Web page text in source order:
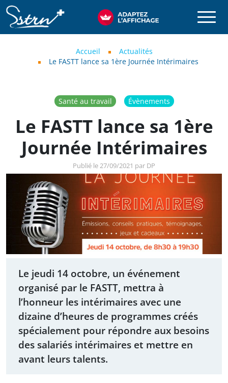
Aller au contenu principal
SSTRN
Accueil
Actualités
Le FASTT lance sa 1ère Journée Intérimaires
Santé au travail Évènements
Le FASTT lance sa 1ère
Journée Intérimaires
Publié le 27/09/2021 par DP
Le jeudi 14 octobre, un événement
organisé par le FASTT, mettra à
l’honneur les intérimaires avec une
dizaine d’heures de programmes créés
spécialement pour répondre aux besoins
des salariés intérimaires et mettre en
avant leurs talents.